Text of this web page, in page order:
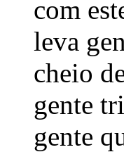
com
leva
cheio
gente
gente